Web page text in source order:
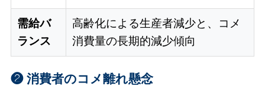
需給バ
ランス
高齢化による生産者減少と、コメ
消費量の長期的減少傾向
❷ 消費者のコメ離れ懸念